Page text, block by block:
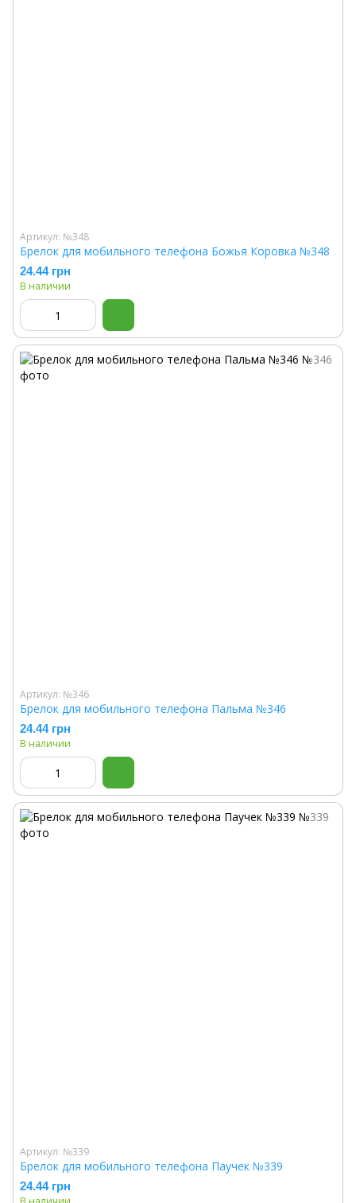
Артикул: №348
Брелок для мобильного телефона Божья Коровка №348
24.44 грн
В наличии
Артикул: №346
Брелок для мобильного телефона Пальма №346
24.44 грн
В наличии
Артикул: №339
Брелок для мобильного телефона Паучек №339
24.44 грн